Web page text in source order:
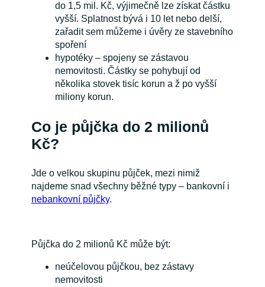
do 1,5 mil. Kč, výjimečně lze získat částku
vyšší. Splatnost bývá i 10 let nebo delší,
zařadit sem můžeme i úvěry ze stavebního
spoření
hypotéky – spojeny se zástavou
nemovitosti. Částky se pohybují od
několika stovek tisíc korun a ž po vyšší
miliony korun.
Co je půjčka do 2 milionů
Kč?
Jde o velkou skupinu půjček, mezi nimiž
najdeme snad všechny běžné typy – bankovní i
nebankovní půjčky.
Půjčka do 2 milionů Kč může být:
neúčelovou půjčkou, bez zástavy
nemovitosti